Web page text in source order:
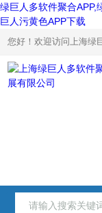
绿巨人多软件聚合APP,
巨人污黄色APP下载
您好！欢迎访问上海绿